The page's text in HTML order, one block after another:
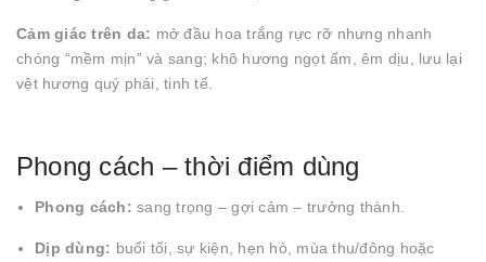
Cảm giác trên da: mở đầu hoa trắng rực rỡ nhưng nhanh
chóng “mềm mịn” và sang; khô hương ngọt ấm, êm dịu, lưu lại
vệt hương quý phái, tinh tế.
Phong cách – thời điểm dùng
Phong cách: sang trọng – gợi cảm – trưởng thành.
Dịp dùng: buổi tối, sự kiện, hẹn hò, mùa thu/đông hoặc